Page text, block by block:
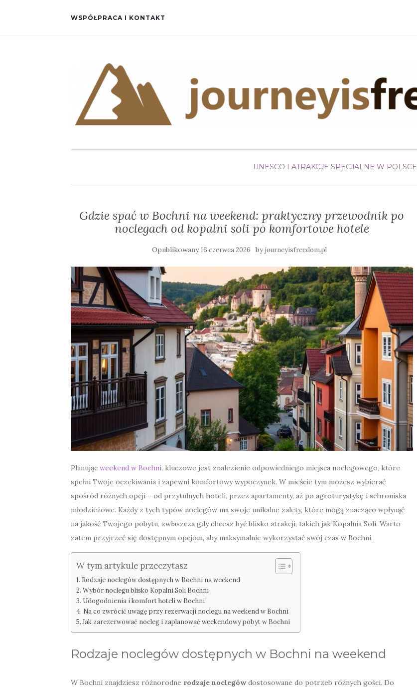
WSPÓŁPRACA I KONTAKT
UNESCO I ATRAKCJE SPECJALNE W POLSCE
Gdzie spać w Bochni na weekend: praktyczny przewodnik po
noclegach od kopalni soli po komfortowe hotele
Opublikowany16 czerwca 2026 byjourneyisfreedom.pl
Planując weekend w Bochni, kluczowe jest znalezienie odpowiedniego miejsca noclegowego, które
spełni Twoje oczekiwania i zapewni komfortowy wypoczynek. W mieście tym możesz wybierać
spośród różnych opcji – od przytulnych hoteli, przez apartamenty, aż po agroturystykę i schroniska
młodzieżowe. Każdy z tych typów noclegów ma swoje unikalne zalety, które mogą znacząco wpłynąć
na jakość Twojego pobytu, zwłaszcza gdy chcesz być blisko atrakcji, takich jak Kopalnia Soli. Warto
zatem przyjrzeć się dostępnym opcjom, aby maksymalnie wykorzystać swój czas w Bochni.
W tym artykule przeczytasz
Rodzaje noclegów dostępnych w Bochni na weekend
Wybór noclegu blisko Kopalni Soli Bochni
Udogodnienia i komfort hoteli w Bochni
Na co zwrócić uwagę przy rezerwacji noclegu na weekend w Bochni
Jak zarezerwować nocleg i zaplanować weekendowy pobyt w Bochni
Rodzaje noclegów dostępnych w Bochni na weekend
W Bochni znajdziesz różnorodne rodzaje noclegów dostosowane do potrzeb różnych gości. Do